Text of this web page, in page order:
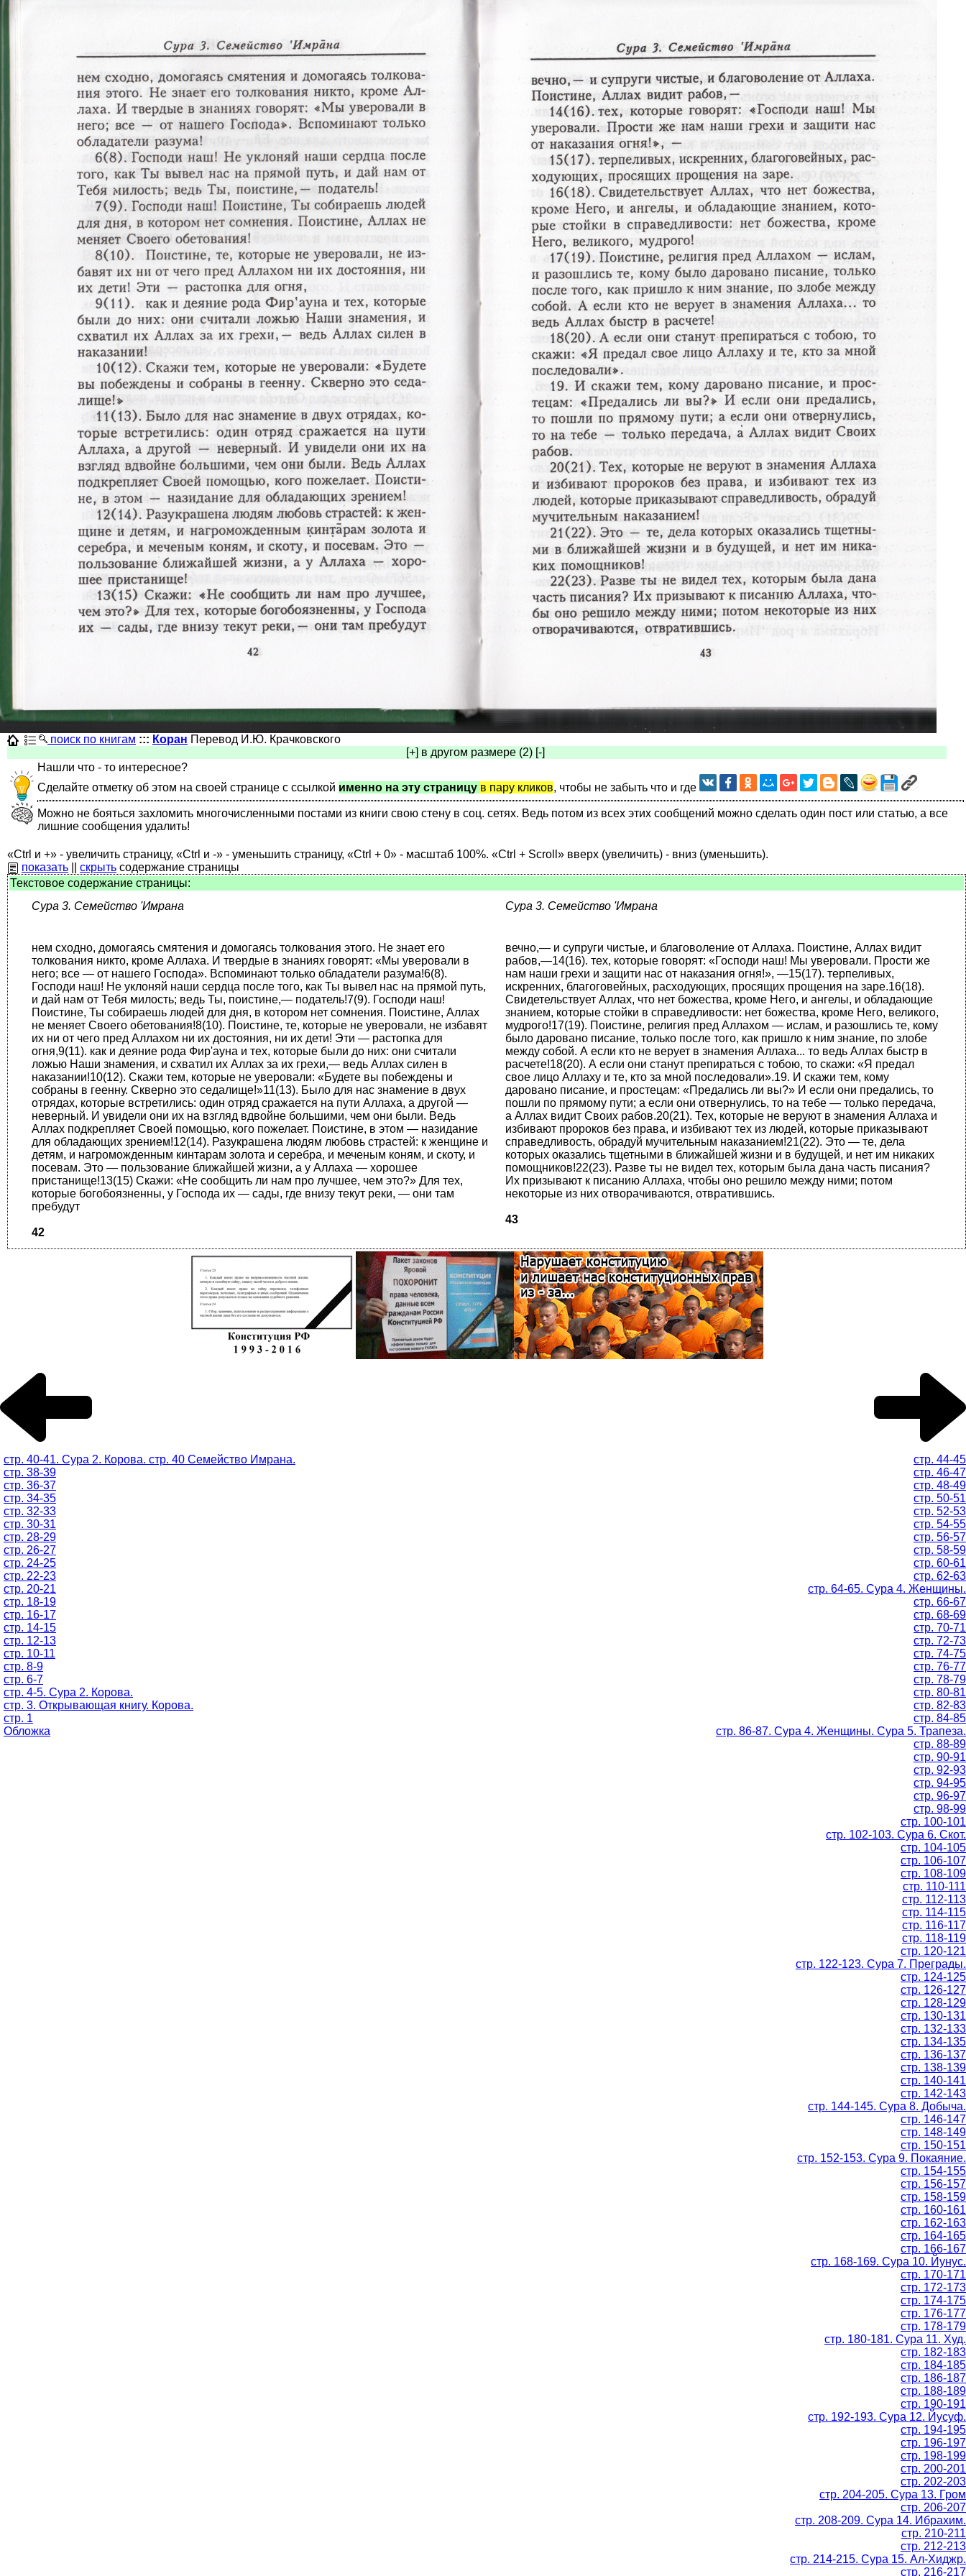
поиск по книгам ::: Коран Перевод И.Ю. Крачковского
[+] в другом размере (2) [-]
Нашли что - то интересное?
Сделайте отметку об этом на своей странице с ссылкой именно на эту страницу в пару кликов, чтобы не забыть что и где
Можно не бояться захломить многочисленными постами из книги свою стену в соц. сетях. Ведь потом из всех этих сообщений можно сделать один пост или статью, а все
лишние сообщения удалить!
«Ctrl и +» - увеличить страницу, «Ctrl и -» - уменьшить страницу, «Ctrl + 0» - масштаб 100%. «Ctrl + Scroll» вверх (увеличить) - вниз (уменьшить).
показать
скрыть содержание страницы
Текстовое содержание страницы:
Сура 3. Семейство 'Имрана
Сура 3. Семейство 'Имрана
нем сходно, домогаясь смятения и домогаясь толкова­ния этого. Не знает его
толкования никто, кроме Ал­лаха. И твердые в знаниях говорят: «Мы уверовали в
него; все — от нашего Господа». Вспоминают только обладатели разума!6(8).
Господи наш! Не уклоняй наши сердца после того, как Ты вывел нас на прямой путь,
и дай нам от Тебя милость; ведь Ты, поистине,— податель!7(9). Господи наш!
Поистине, Ты собираешь людей для дня, в котором нет сомнения. Поистине, Аллах
не меняет Своего обетования!8(10). Поистине, те, которые не уверовали, не из­бавят
их ни от чего пред Аллахом ни их достояния, ни их дети! Эти — растопка для
огня,9(11). как и деяние рода Фир'ауна и тех, которые были до них: они считали
ложью Наши знамения, и схватил их Аллах за их грехи,— ведь Аллах силен в
наказании!10(12). Скажи тем, которые не уверовали: «Будете вы побеждены и
собраны в геенну. Скверно это седа­лище!»11(13). Было для нас знамение в двух
отрядах, ко­торые встретились: один отряд сражается на пути Аллаха, а другой —
неверный. И увидели они их на взгляд вдвойне большими, чем они были. Ведь
Аллах подкрепляет Своей помощью, кого пожелает. Поисти­не, в этом — назидание
для обладающих зрением!12(14). Разукрашена людям любовь страстей: к жен­щине и
детям, и нагроможденным кинтарам золота и серебра, и меченым коням, и скоту, и
посевам. Это — пользование ближайшей жизни, а у Аллаха — хоро­шее
пристанище!13(15) Скажи: «Не сообщить ли нам про лучшее, чем это?» Для тех,
которые богобоязненны, у Господа их — сады, где внизу текут реки, — они там
пребудут
42
вечно,— и супруги чистые, и благоволение от Аллаха. Поистине, Аллах видит
рабов,—14(16). тех, которые говорят: «Господи наш! Мы уверовали. Прости же
нам наши грехи и защити нас от наказания огня!», —15(17). терпеливых,
искренних, благоговейных, рас­ходующих, просящих прощения на заре.16(18).
Свидетельствует Аллах, что нет божества, кроме Него, и ангелы, и обладающие
знанием, кото­рые стойки в справедливости: нет божества, кроме Него, великого,
мудрого!17(19). Поистине, религия пред Аллахом — ислам, и разошлись те, кому
было даровано писание, только после того, как пришло к ним знание, по злобе
между собой. А если кто не верует в знамения Аллаха... то ведь Аллах быстр в
расчете!18(20). А если они станут препираться с тобою, то скажи: «Я предал
свое лицо Аллаху и те, кто за мной последовали».19. И скажи тем, кому
даровано писание, и прос­тецам: «Предались ли вы?» И если они предались, то
пошли по прямому пути; а если они отвернулись, то на тебе — только передача,
а Аллах видит Своих рабов.20(21). Тех, которые не веруют в знамения Аллаха и
избивают пророков без права, и избивают тех из людей, которые приказывают
справедливость, обрадуй мучительным наказанием!21(22). Это — те, дела
которых оказались тщетны­ми в ближайшей жизни и в будущей, и нет им ника­ких
помощников!22(23). Разве ты не видел тех, которым была дана часть писания?
Их призывают к писанию Аллаха, что­бы оно решило между ними; потом
некоторые из них отворачиваются, отвратившись.
43
стр. 40-41. Сура 2. Корова. стр. 40 Семейство Имрана.
стр. 38-39
стр. 36-37
стр. 34-35
стр. 32-33
стр. 30-31
стр. 28-29
стр. 26-27
стр. 24-25
стр. 22-23
стр. 20-21
стр. 18-19
стр. 16-17
стр. 14-15
стр. 12-13
стр. 10-11
стр. 8-9
стр. 6-7
стр. 4-5. Сура 2. Корова.
стр. 3. Открывающая книгу. Корова.
стр. 1
Обложка
стр. 44-45
стр. 46-47
стр. 48-49
стр. 50-51
стр. 52-53
стр. 54-55
стр. 56-57
стр. 58-59
стр. 60-61
стр. 62-63
стр. 64-65. Сура 4. Женщины.
стр. 66-67
стр. 68-69
стр. 70-71
стр. 72-73
стр. 74-75
стр. 76-77
стр. 78-79
стр. 80-81
стр. 82-83
стр. 84-85
стр. 86-87. Сура 4. Женщины. Сура 5. Трапеза.
стр. 88-89
стр. 90-91
стр. 92-93
стр. 94-95
стр. 96-97
стр. 98-99
стр. 100-101
стр. 102-103. Cура 6. Скот.
стр. 104-105
стр. 106-107
стр. 108-109
стр. 110-111
стр. 112-113
стр. 114-115
стр. 116-117
стр. 118-119
стр. 120-121
стр. 122-123. Сура 7. Преграды.
стр. 124-125
стр. 126-127
стр. 128-129
стр. 130-131
стр. 132-133
стр. 134-135
стр. 136-137
стр. 138-139
стр. 140-141
стр. 142-143
стр. 144-145. Сура 8. Добыча.
стр. 146-147
стр. 148-149
стр. 150-151
стр. 152-153. Сура 9. Покаяние.
стр. 154-155
стр. 156-157
стр. 158-159
стр. 160-161
стр. 162-163
стр. 164-165
стр. 166-167
стр. 168-169. Сура 10. Йунус.
стр. 170-171
стр. 172-173
стр. 174-175
стр. 176-177
стр. 178-179
стр. 180-181. Сура 11. Худ.
стр. 182-183
стр. 184-185
стр. 186-187
стр. 188-189
стр. 190-191
стр. 192-193. Сура 12. Йусуф.
стр. 194-195
стр. 196-197
стр. 198-199
стр. 200-201
стр. 202-203
стр. 204-205. Сура 13. Гром
стр. 206-207
стр. 208-209. Сура 14. Ибрахим.
стр. 210-211
стр. 212-213
стр. 214-215. Сура 15. Ал-Хиджр.
стр. 216-217